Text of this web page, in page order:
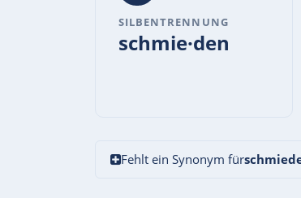
SILBENTRENNUNG
schmie·den
Fehlt ein Synonym für